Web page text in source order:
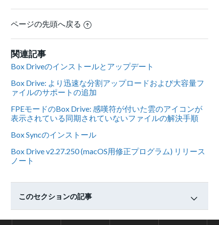
ページの先頭へ戻る
関連記事
Box Driveのインストールとアップデート
Box Drive: より迅速な分割アップロードおよび大容量フ
ァイルのサポートの追加
FPEモードのBox Drive: 感嘆符が付いた雲のアイコンが
表示されている同期されていないファイルの解決手順
Box Syncのインストール
Box Drive v2.27.250 (macOS用修正プログラム) リリース
ノート
このセクションの記事